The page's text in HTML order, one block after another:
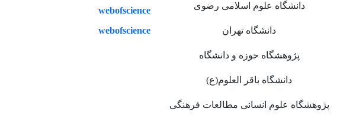
دانشگاه علوم اسلامی رضوی webofscience
دانشگاه تهران webofscience
پژوهشگاه حوزه و دانشگاه
دانشگاه باقر العلوم(ع)
پژوهشگاه علوم انسانی مطالعات فرهنگی